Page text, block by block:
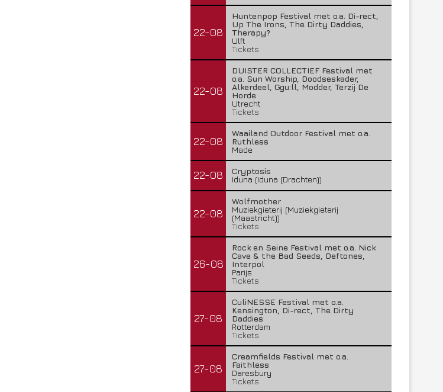
22-08
Huntenpop Festival met o.a. Di-rect,
Up The Irons, The Dirty Daddies,
Therapy?
Ulft
Tickets
22-08
DUISTER COLLECTIEF Festival met
o.a. Sun Worship, Doodseskader,
Alkerdeel, Ggu:ll, Modder, Terzij De
Horde
Utrecht
Tickets
22-08
Waailand Outdoor Festival met o.a.
Ruthless
Made
22-08
Cryptosis
Iduna (Iduna (Drachten))
22-08
Wolfmother
Muziekgieterij (Muziekgieterij
(Maastricht))
Tickets
26-08
Rock en Seine Festival met o.a. Nick
Cave & the Bad Seeds, Deftones,
Interpol
Parijs
Tickets
27-08
CuliNESSE Festival met o.a.
Kensington, Di-rect, The Dirty
Daddies
Rotterdam
Tickets
27-08
Creamfields Festival met o.a.
Faithless
Daresbury
Tickets